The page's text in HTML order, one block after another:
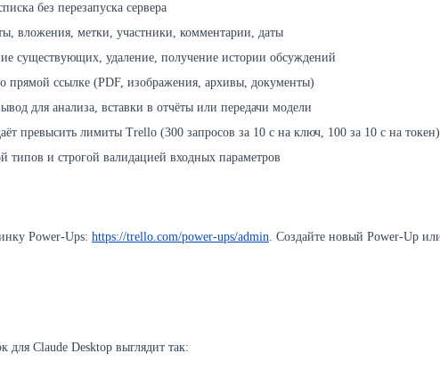
без перезапуска сервера
вложения, метки, участники, комментарии, даты
существующих, удаление, получение истории обсуждений
прямой ссылке (PDF, изображения, архивы, документы)
для анализа, вставки в отчёты или передачи модели
превысить лимиты Trello (300 запросов за 10 с на ключ, 100 за 10 с на токен)
типов и строгой валидацией входных параметров
Power-Ups: https://trello.com/power-ups/admin. Создайте новый Power-Up
Claude Desktop выглядит так: